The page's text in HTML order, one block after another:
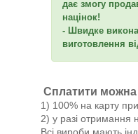
дає змогу
націнок!
- Швидке
виготовлення
Сплатити
1) 100% на карту
2) у разі отримання
Всі вироби мають